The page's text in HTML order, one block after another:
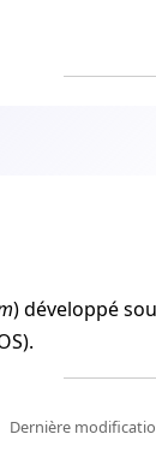
) développé
Dernière